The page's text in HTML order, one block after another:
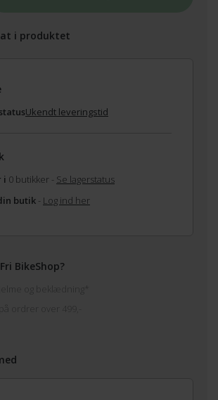
i produktet
Ukendt leveringstid
i 0 butikker - Se lagerstatus
butik - Log ind her
BikeShop?
og beklædning*